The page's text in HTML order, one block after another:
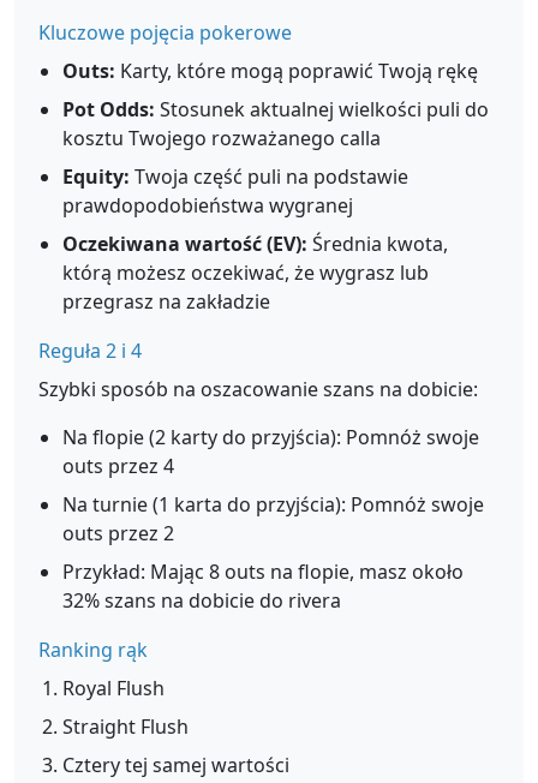
Kluczowe pojęcia pokerowe
Outs: Karty, które mogą poprawić Twoją rękę
Pot Odds: Stosunek aktualnej wielkości puli do
kosztu Twojego rozważanego calla
Equity: Twoja część puli na podstawie
prawdopodobieństwa wygranej
Oczekiwana wartość (EV): Średnia kwota,
którą możesz oczekiwać, że wygrasz lub
przegrasz na zakładzie
Reguła 2 i 4
Szybki sposób na oszacowanie szans na dobicie:
Na flopie (2 karty do przyjścia): Pomnóż swoje
outs przez 4
Na turnie (1 karta do przyjścia): Pomnóż swoje
outs przez 2
Przykład: Mając 8 outs na flopie, masz około
32% szans na dobicie do rivera
Ranking rąk
Royal Flush
Straight Flush
Cztery tej samej wartości